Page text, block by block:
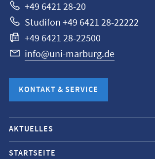
+49 6421 28-20
Studifon +49 6421 28-22222
+49 6421 28-22500
info@uni-marburg.de
KONTAKT & SERVICE
Mobile-
Service-
Navigation
AKTUELLES
STARTSEITE